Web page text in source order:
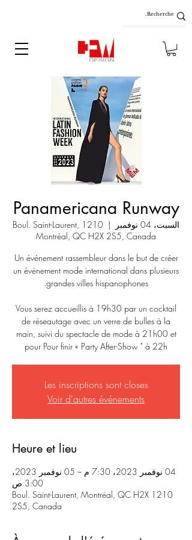
Panamericana Runway
السبت، 04 نوفمبر
  |
1210 Boul. Saint-Laurent,
Montréal, QC H2X 2S5, Canada
Un événement rassembleur dans le but de créer
un événement mode international dans plusieurs
Vous serez accueillis à 19h30 par un cocktail
de réseautage avec un verre de bulles à la
main, suivi du spectacle de mode à 21h00 et
pour Pour finir « Party After-Show " à 22h
Les inscriptions sont closes
Voir d'autres événements
Heure et lieu
04 نوفمبر 2023، 7:30 م – 05 نوفمبر 2023،
3:00 ص
1210 Boul. Saint-Laurent, Montréal, QC H2X
2S5, Canada